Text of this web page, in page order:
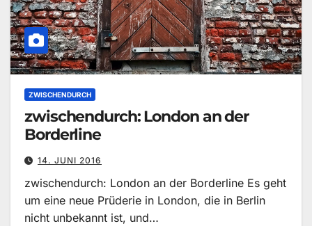
ZWISCHENDURCH
zwischendurch: London an der
Borderline
14. JUNI 2016
zwischendurch: London an der Borderline Es geht
um eine neue Prüderie in London, die in Berlin
nicht unbekannt ist, und…